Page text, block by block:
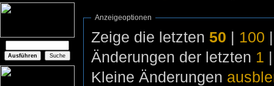
Anzeigeoptionen
Zeige die letzten 50 | 100
Änderungen der letzten 1
Kleine Änderungen